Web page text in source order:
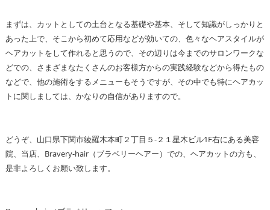
まずは、カットとしての土台となる基礎や基本、そして知識がしっかりと
あった上で、そこから初めて応用などが効いての、色々なヘアスタイルが
ヘアカットをして作れると思うので、その辺りは今までのサロンワークな
どでの、さまざまなたくさんのお客様方からの実践経験などから得たもの
などで、他の施術をするメニューもそうですが、その中でも特にヘアカッ
トに関しましては、かなりの自信がありますので。
どうぞ、山口県下関市綾羅木本町２丁目５-２１星木ビル1F右にある美容
院、当店、Bravery-hair（ブラベリーヘアー）での、ヘアカットの方も、
是非よろしくお願い致します。